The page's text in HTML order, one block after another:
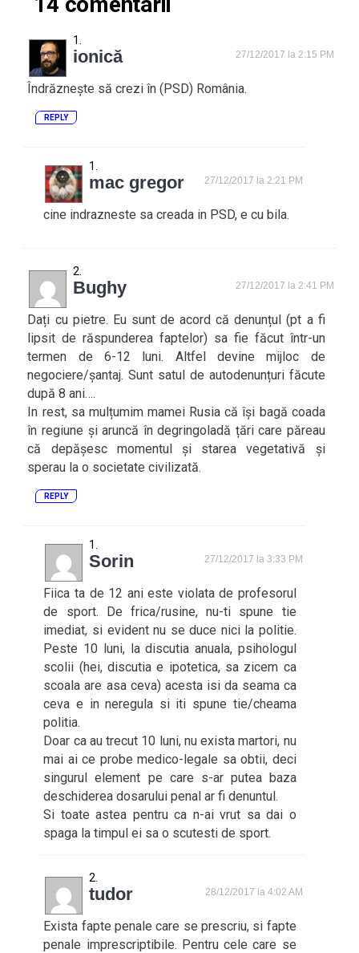
ionică 27/12/2017 la 2:15 PM
Îndrăznește să crezi în (PSD) România.
REPLY
mac gregor 27/12/2017 la 2:21 PM
cine indrazneste sa creada in PSD, e cu bila.
Bughy 27/12/2017 la 2:41 PM
Dați cu pietre. Eu sunt de acord că denunțul (pt a fi
lipsit de răspunderea faptelor) sa fie făcut într-un
termen de 6-12 luni. Altfel devine mijloc de
negociere/șantaj. Sunt satul de autodenunțuri făcute
după 8 ani….
In rest, sa mulțumim mamei Rusia că își bagă coada
în regiune și aruncă în degringoladă țări care păreau
că depășesc momentul și starea vegetativă și
sperau la o societate civilizată.
REPLY
Sorin 27/12/2017 la 3:33 PM
Fiica ta de 12 ani este violata de profesorul
de sport. De frica/rusine, nu-ti spune tie
imediat, si evident nu se duce nici la politie.
Peste 10 luni, la discutia anuala, psihologul
scolii (hei, discutia e ipotetica, sa zicem ca
scoala are asa ceva) acesta isi da seama ca
ceva e in neregula si iti spune tie/cheama
politia.
Doar ca au trecut 10 luni, nu exista martori, nu
mai ai ce probe medico-legale sa obtii, deci
singurul element pe care s-ar putea baza
deschiderea dosarului penal ar fi denuntul.
Si toate astea pentru ca n-ai vrut sa dai o
spaga la timpul ei sa o scutesti de sport.
tudor 28/12/2017 la 4:02 AM
Exista fapte penale care se prescriu, si fapte
penale imprescriptibile. Pentru cele care se